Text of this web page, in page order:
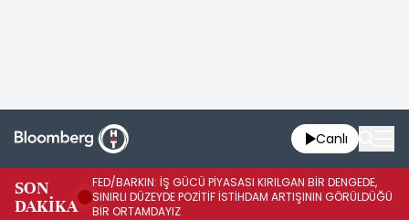
Canlı
SON
DAKİKA
FED/BARKIN: İŞ GÜCÜ PİYASASI KIRILGAN BİR DENGEDE,
SINIRLI DÜZEYDE POZİTİF İSTİHDAM ARTIŞININ GÖRÜLDÜĞÜ
BİR ORTAMDAYIZ